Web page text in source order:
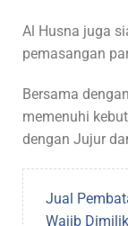
Al Husna juga
pemasangan
Bersama
memenuhi
dengan Jujur
Jual
Wajib